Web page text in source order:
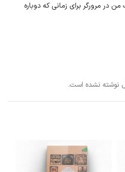
نوشته نشده است.
در مرورگر برای زمانی که دوباره